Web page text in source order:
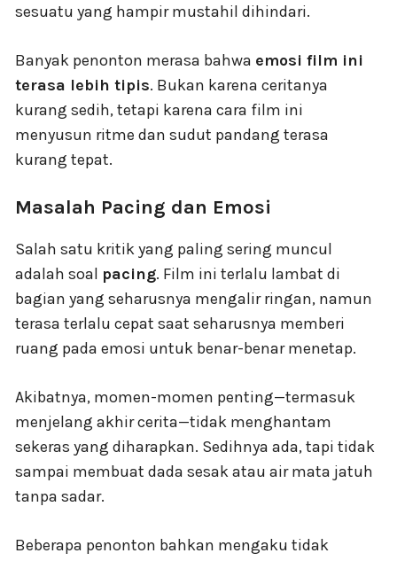
sesuatu yang hampir mustahil dihindari.
Banyak penonton merasa bahwa emosi film ini
terasa lebih tipis. Bukan karena ceritanya
kurang sedih, tetapi karena cara film ini
menyusun ritme dan sudut pandang terasa
kurang tepat.
Masalah Pacing dan Emosi
Salah satu kritik yang paling sering muncul
adalah soal pacing. Film ini terlalu lambat di
bagian yang seharusnya mengalir ringan, namun
terasa terlalu cepat saat seharusnya memberi
ruang pada emosi untuk benar-benar menetap.
Akibatnya, momen-momen penting—termasuk
menjelang akhir cerita—tidak menghantam
sekeras yang diharapkan. Sedihnya ada, tapi tidak
sampai membuat dada sesak atau air mata jatuh
tanpa sadar.
Beberapa penonton bahkan mengaku tidak